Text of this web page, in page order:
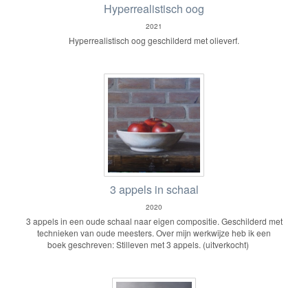
Hyperrealistisch oog
2021
Hyperrealistisch oog geschilderd met olieverf.
3 appels in schaal
2020
3 appels in een oude schaal naar eigen compositie. Geschilderd met
technieken van oude meesters. Over mijn werkwijze heb ik een
boek geschreven: Stilleven met 3 appels. (uitverkocht)